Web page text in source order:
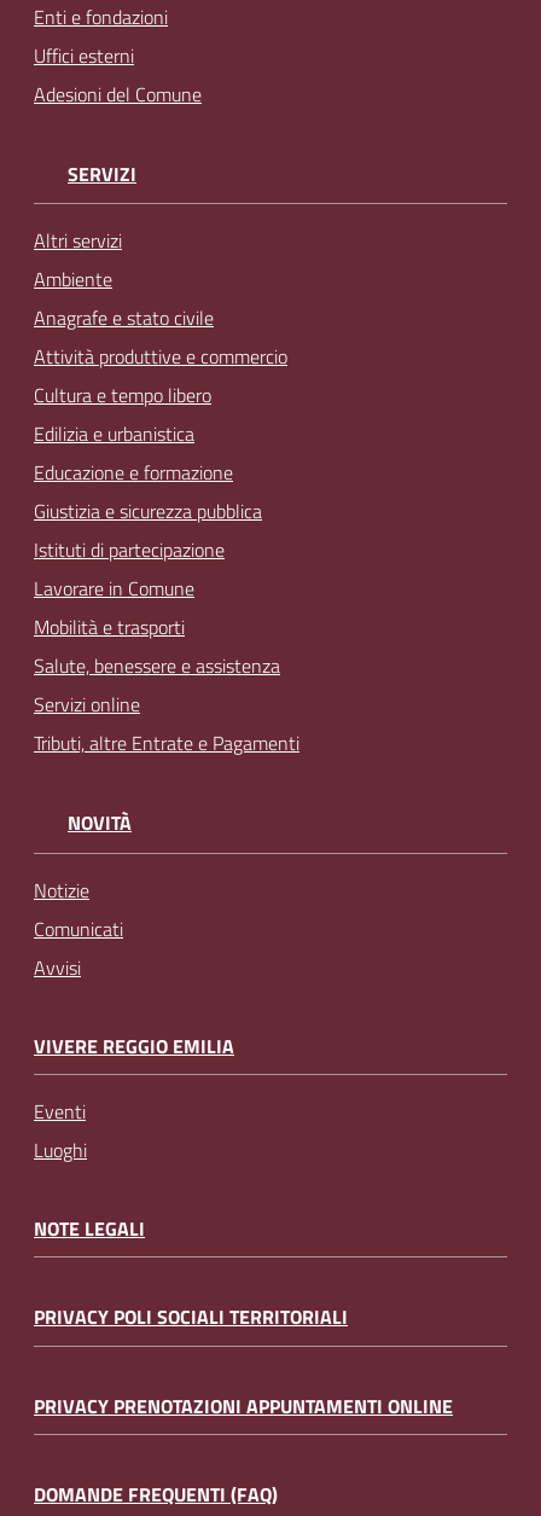
Enti e fondazioni
Uffici esterni
Adesioni del Comune
SERVIZI
Altri servizi
Ambiente
Anagrafe e stato civile
Attività produttive e commercio
Cultura e tempo libero
Edilizia e urbanistica
Educazione e formazione
Giustizia e sicurezza pubblica
Istituti di partecipazione
Lavorare in Comune
Mobilità e trasporti
Salute, benessere e assistenza
Servizi online
Tributi, altre Entrate e Pagamenti
NOVITÀ
Notizie
Comunicati
Avvisi
VIVERE REGGIO EMILIA
Eventi
Luoghi
NOTE LEGALI
PRIVACY POLI SOCIALI TERRITORIALI
PRIVACY PRENOTAZIONI APPUNTAMENTI ONLINE
DOMANDE FREQUENTI (FAQ)